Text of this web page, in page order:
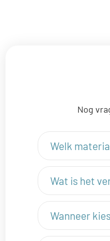
Nog
Welk
Wat is het
Wanneer